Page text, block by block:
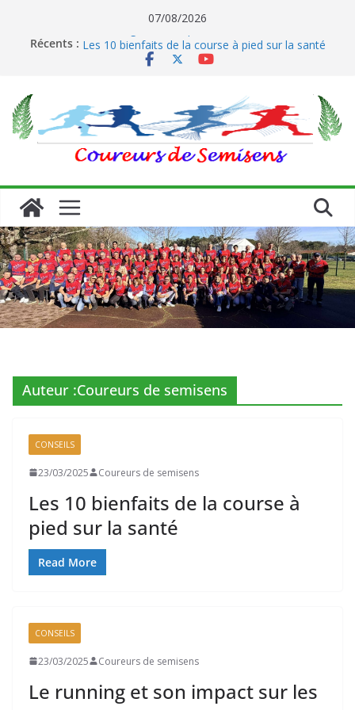
07/08/2026
Récents : Les 10 bienfaits de la course à pied sur la santé
Auteur :Coureurs de semisens
CONSEILS
23/03/2025 Coureurs de semisens
Les 10 bienfaits de la course à
pied sur la santé
Read More
CONSEILS
23/03/2025 Coureurs de semisens
Le running et son impact sur les